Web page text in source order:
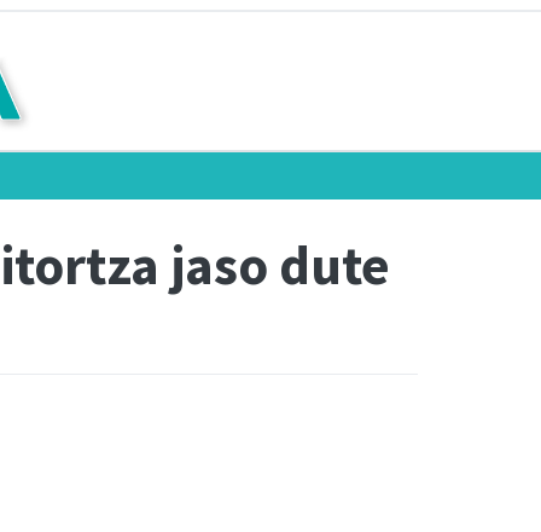
jaso dute